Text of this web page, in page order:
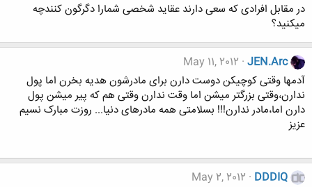
در مقابل افرادی که سعی دارند عقاید شخصی شمارا دگرگون کنندچه
میکنید؟
JEN.Arc
May 11, 2012
آدمها وقتی کوچیکن دوست دارن برای مادرشون هدیه بخرن اما پول
ندارن،وقتی بزرگتر میشن اما وقت ندارن وقتی هم که پیر میشن پول
دارن اما،مادر ندارن!!! بسلامتی همه مادرهای دنیا... روزت مبارک نسیم
عزیز
DDDIQ
May 2, 2012